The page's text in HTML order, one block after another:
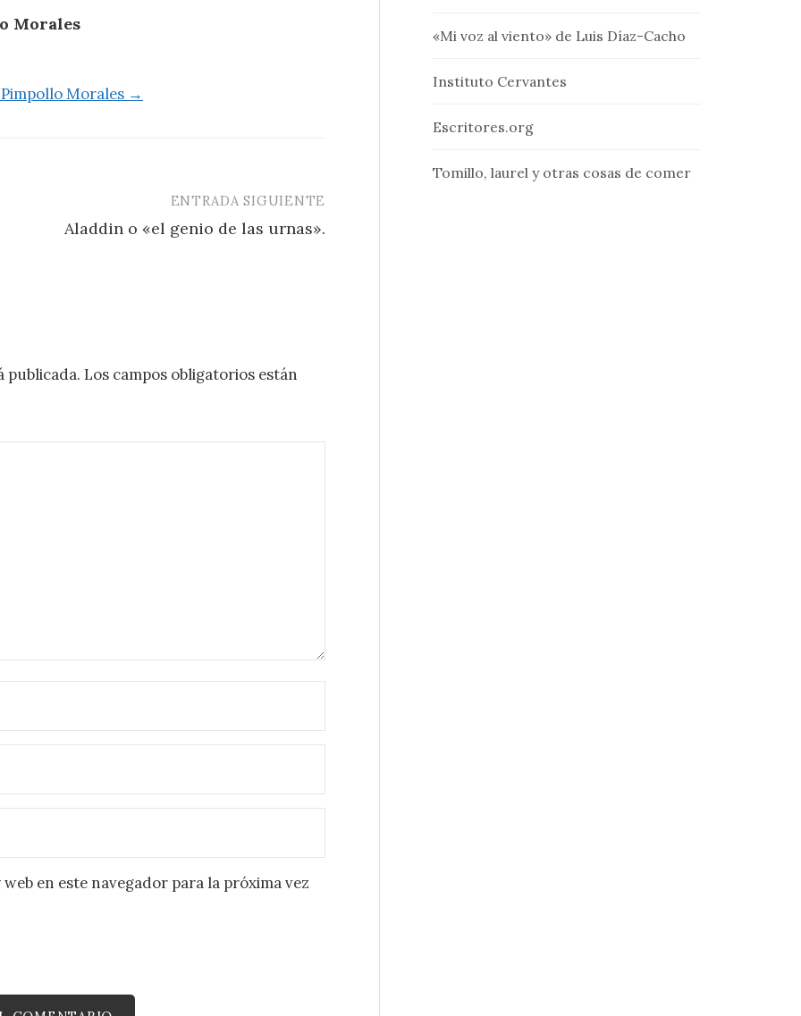
Morales
Morales →
ENTRADA SIGUIENTE
Aladdin o «el genio de las urnas».
publicada. Los campos obligatorios están
en este navegador para la próxima vez
«Mi voz al viento» de Luis Díaz-Cacho
Instituto Cervantes
Escritores.org
Tomillo, laurel y otras cosas de comer